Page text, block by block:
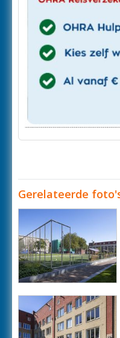
Gerelateerde